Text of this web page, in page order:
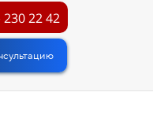
230 22 42